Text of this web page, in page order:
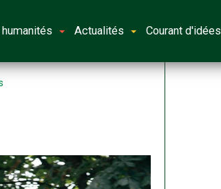
Actualités Courant d'idées